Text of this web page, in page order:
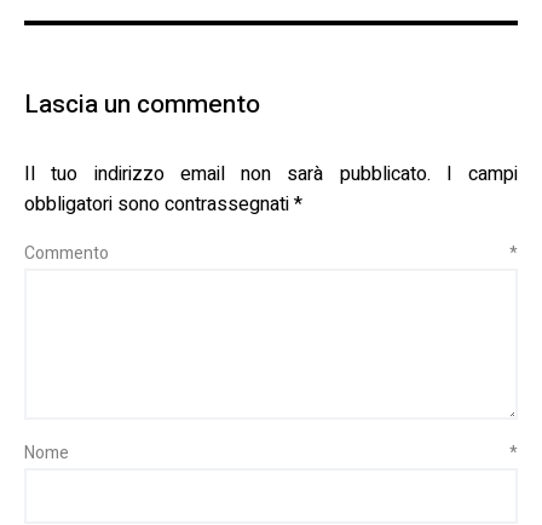
Lascia un commento
Il tuo indirizzo email non sarà pubblicato.
I campi
obbligatori sono contrassegnati*
Commento *
Nome *